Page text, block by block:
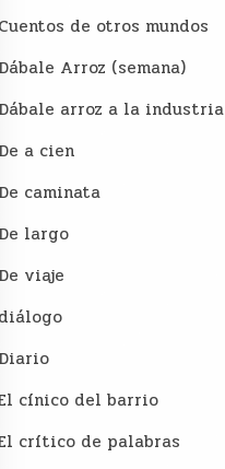
Cuentos de otros mundos
Dábale Arroz (semana)
Dábale arroz a la industria
De a cien
De caminata
De largo
De viaje
diálogo
Diario
cínico del barrio
crí­tico de palabras